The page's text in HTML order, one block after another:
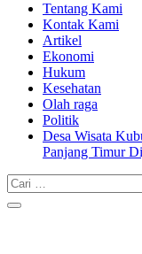
Tentang Kami
Kontak Kami
Artikel
Ekonomi
Hukum
Kesehatan
Olah raga
Politik
Desa Wisata
Panjang Timur
Cari
untuk: